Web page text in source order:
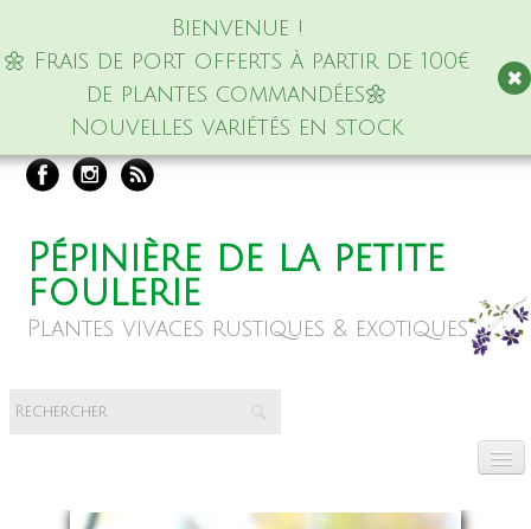
Bienvenue !
🌼 Frais de port offerts à partir de 100€
de plantes commandées🌼
Nouvelles variétés en stock
Pépinière de la petite
foulerie
Plantes vivaces rustiques & exotiques